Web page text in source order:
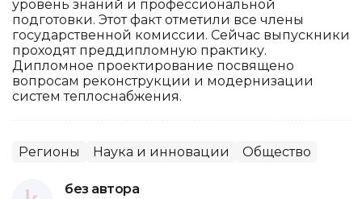
уровень знаний и профессиональной
подготовки. Этот факт отметили все члены
государственной комиссии. Сейчас выпускники
проходят преддипломную практику.
Дипломное проектирование посвящено
вопросам реконструкции и модернизации
систем теплоснабжения.
Регионы Наука и инновации Общество
без автора